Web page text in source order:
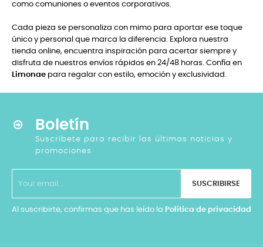
como comuniones o eventos corporativos.
Cada pieza se personaliza con mimo para aportar ese toque
único y personal que marca la diferencia. Explora nuestra
tienda online, encuentra inspiración para acertar siempre y
disfruta de nuestros envíos rápidos en 24/48 horas. Confía en
Limonae para regalar con estilo, emoción y exclusividad.
Boletín
Suscríbete para recibir las últimas noticias y
promociones
SUSCRIBIRSE
Al suscribirte, confirmas que has leído la Política de privacidad